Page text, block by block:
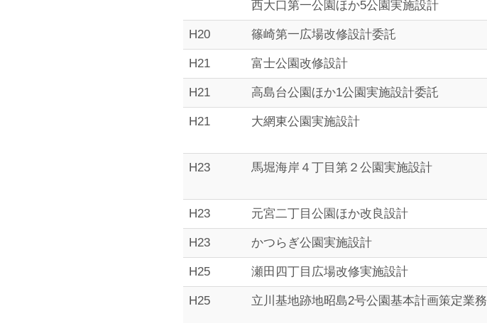
ン
ト
西大口第一公園ほか5公園実施設計
H20 篠崎第一広場改修設計委託
H21 富士公園改修設計
H21 高島台公園ほか1公園実施設計委託
H21 大網東公園実施設計
H23 馬堀海岸４丁目第２公園実施設計
H23 元宮二丁目公園ほか改良設計
H23 かつらぎ公園実施設計
H25 瀬田四丁目広場改修実施設計
H25 立川基地跡地昭島2号公園基本計画策定業務